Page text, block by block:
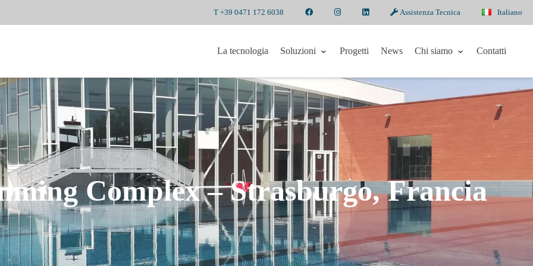
T +39 0471 172 6038 Assistenza Tecnica Italiano
La tecnologia Soluzioni Progetti News Chi siamo Contatti
Complex – Strasburgo, Francia